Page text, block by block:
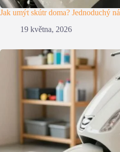
Jak umýt skútr doma? Jednoduchý
19 května, 2026